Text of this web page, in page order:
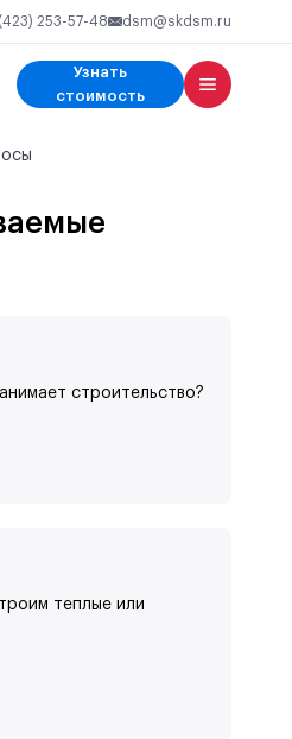
253-57-48 dsm@skdsm.ru
Узнать
стоимость
конфиденциальности
строительство?
теплые или